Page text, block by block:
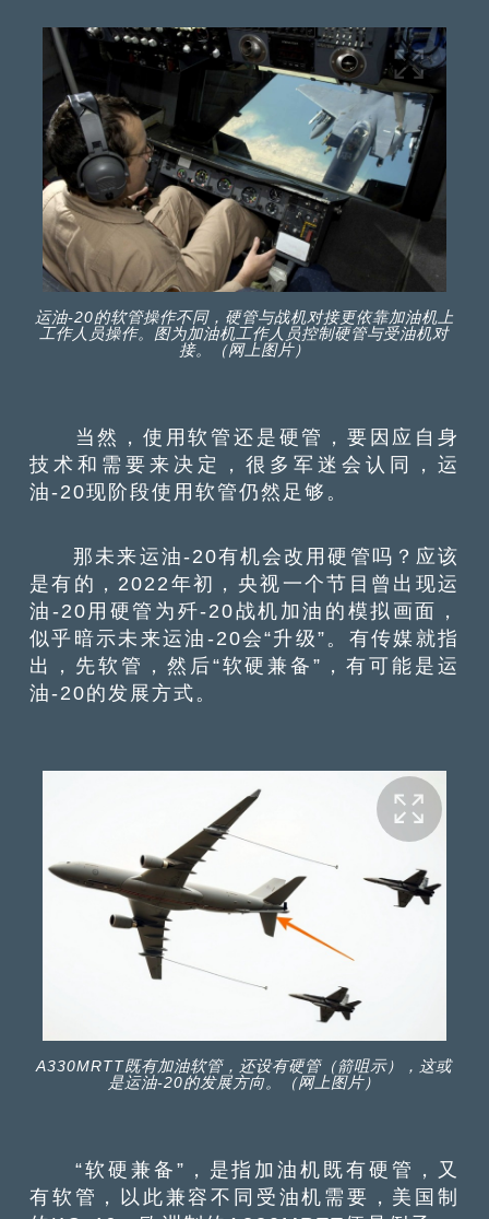
运油-20的软管操作不同，硬管与战机对接更依靠加油机上
工作人员操作。图为加油机工作人员控制硬管与受油机对
接。（网上图片）
当然，使用软管还是硬管，要因应自身
技术和需要来决定，很多军迷会认同，运
油-20现阶段使用软管仍然足够。
那未来运油-20有机会改用硬管吗？应该
是有的，2022年初，央视一个节目曾出现运
油-20用硬管为歼-20战机加油的模拟画面，
似乎暗示未来运油-20会“升级”。有传媒就指
出，先软管，然后“软硬兼备”，有可能是运
油-20的发展方式。
A330MRTT既有加油软管，还设有硬管（箭咀示），这或
是运油-20的发展方向。（网上图片）
“软硬兼备”，是指加油机既有硬管，又
有软管，以此兼容不同受油机需要，美国制